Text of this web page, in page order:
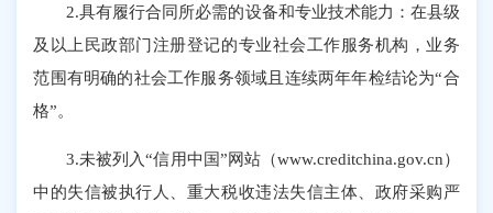
2.具有履行合同所必需的设备和专业技术能力：在县级
及以上民政部门注册登记的专业社会工作服务机构，业务
范围有明确的社会工作服务领域且连续两年年检结论为“合
格”。
3.未被列入“信用中国”网站（www.creditchina.gov.cn）
中的失信被执行人、重大税收违法失信主体、政府采购严